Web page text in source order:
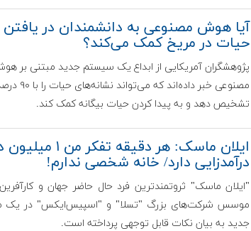
آیا هوش مصنوعی به دانشمندان در یافتن
حیات در مریخ کمک می‌کند؟
پژوهشگران آمریکایی از ابداع یک سیستم جدید مبتنی بر
مصنوعی خبر داده‌اند
تشخیص دهد و به پیدا کردن حیات بیگانه کمک کند.
ایلان ماسک: هر دقیقه تفکر من
درآمدزایی دارد/ خانه شخصی ندارم!
"ایلان ماسک" ثروتمندترین فرد حال حاضر جهان و
موسس شرکت‌های بزرگ "تسلا" و "اسپیس‌ایکس" در یک
جدید به بیان نکات قابل توجهی پرداخته است.